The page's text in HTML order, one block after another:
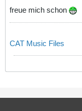
freue mich schon
CAT Music Files